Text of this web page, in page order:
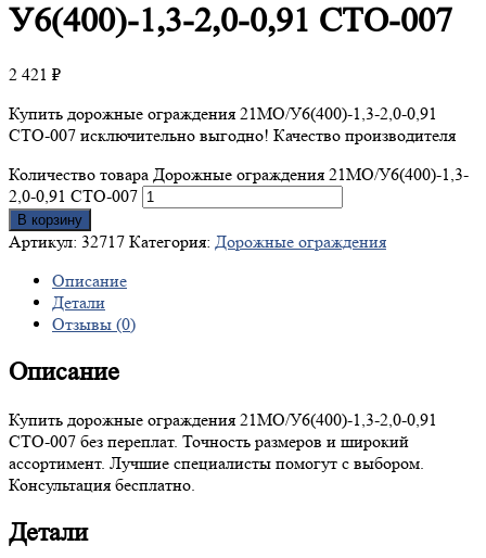
У6(400)-1,3-2,0-0,91 СТО-007
2 421 ₽
Купить дорожные ограждения 21МО/У6(400)-1,3-2,0-0,91
СТО-007 исключительно выгодно! Качество производителя
Количество товара Дорожные ограждения 21МО/У6(400)-1,3-
2,0-0,91 СТО-007
В корзину
Артикул: 32717 Категория: Дорожные ограждения
Описание
Детали
Отзывы (0)
Описание
Купить дорожные ограждения 21МО/У6(400)-1,3-2,0-0,91
СТО-007 без переплат. Точность размеров и широкий
ассортимент. Лучшие специалисты помогут с выбором.
Консультация бесплатно.
Детали